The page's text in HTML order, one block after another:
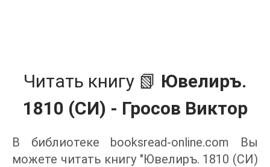
Читать книгу 📗 Ювелиръ.
1810 (СИ) - Гросов Виктор
В библиотеке booksread-online.com Вы
можете читать книгу "Ювелиръ. 1810 (СИ)